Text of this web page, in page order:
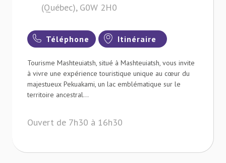
(Québec), G0W 2H0
Téléphone Itinéraire
Tourisme Mashteuiatsh, situé à Mashteuiatsh, vous invite
à vivre une expérience touristique unique au cœur du
majestueux Pekuakami, un lac emblématique sur le
territoire ancestral...
Ouvert de 7h30 à 16h30